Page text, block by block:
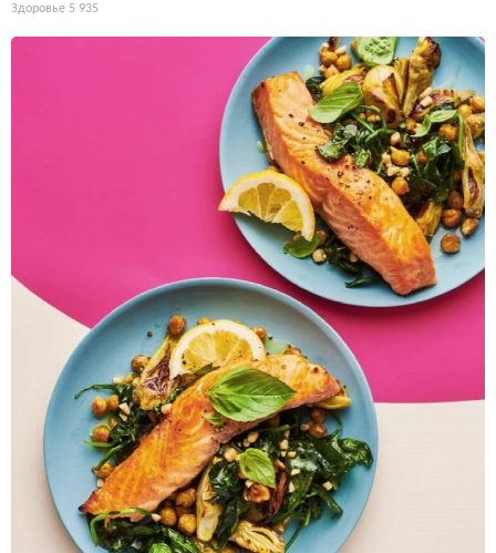
Здоровье 5 935